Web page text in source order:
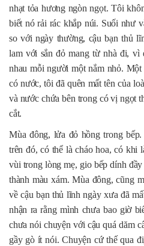
nhạt tỏa hương ngòn ngọt. Tôi
biết nó rải rác khắp núi. Suối như
so với ngày thường, cậu bạn thủ
lam với sắn đỏ mang từ nhà đi, vì
nhau mỗi người một nắm nhỏ.
có nước, tôi đã quên mất tên của
và nước chứa bên trong có vị ngọt
cắt.
Mùa đông, lửa đỏ hồng trong
trên đó, có thể là cháo hoa, có khi
vùi trong lòng mẹ, gio bếp dính
thành màu xám. Mùa đông, cũng
về cậu bạn thủ lĩnh ngày xưa đã
nhận ra rằng mình chưa bao giờ
chưa nói chuyện với cậu quá dăm
gầy gò ít nói. Chuyện cứ thế qua